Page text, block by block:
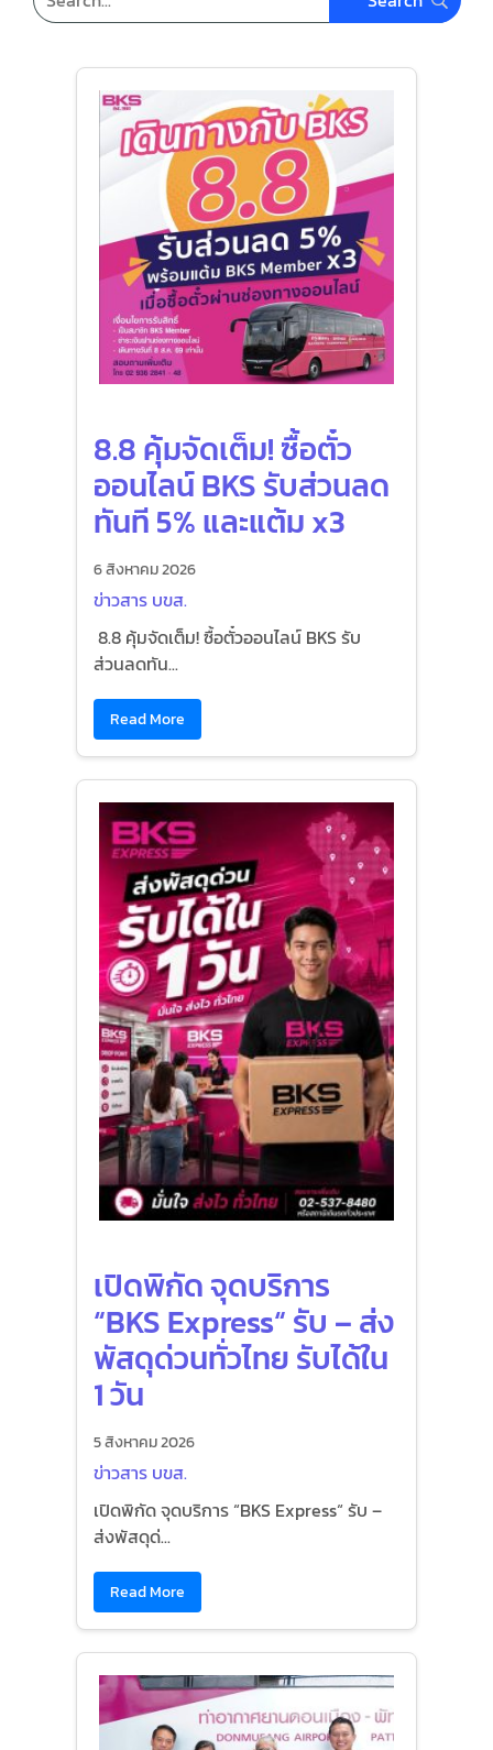
8.8 คุ้มจัดเต็ม! ซื้อตั๋ว
ออนไลน์ BKS รับส่วนลด
ทันที 5% และแต้ม x3
6 สิงหาคม 2026
ข่าวสาร บขส.
8.8 คุ้มจัดเต็ม! ซื้อตั๋วออนไลน์ BKS รับ
ส่วนลดทัน...
Read More
เปิดพิกัด จุดบริการ
“BKS Express“ รับ – ส่ง
พัสดุด่วนทั่วไทย รับได้ใน
1 วัน
5 สิงหาคม 2026
ข่าวสาร บขส.
เปิดพิกัด จุดบริการ “BKS Express“ รับ –
ส่งพัสดุด่...
Read More